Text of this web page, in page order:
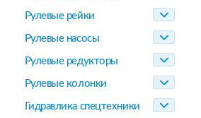
Рулевые рейки
Рулевые насосы
Рулевые редукторы
Рулевые колонки
Гидравлика спецтехники